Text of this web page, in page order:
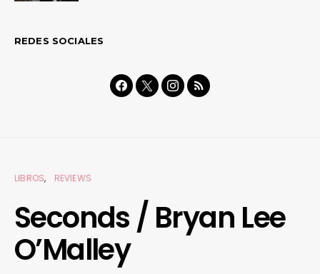
REDES SOCIALES
LIBROS REVIEWS
Seconds / Bryan Lee
O’Malley